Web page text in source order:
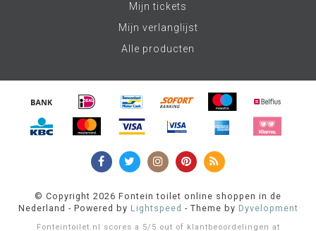
Mijn tickets
Mijn verlanglijst
Alle producten
© Copyright 2026 Fontein toilet online shoppen in de
Nederland - Powered by Lightspeed - Theme by Dyvelopment
Fonteintoilet.nl scores a 5/ 5 out of klantbeoordelingen at